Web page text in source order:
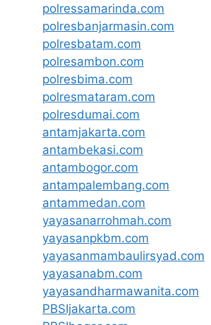
polressamarinda.com
polresbanjarmasin.com
polresbatam.com
polresambon.com
polresbima.com
polresmataram.com
polresdumai.com
antamjakarta.com
antambekasi.com
antambogor.com
antampalembang.com
antammedan.com
yayasanarrohmah.com
yayasanpkbm.com
yayasanmambaulirsyad.com
yayasanabm.com
yayasandharmawanita.com
PBSIjakarta.com